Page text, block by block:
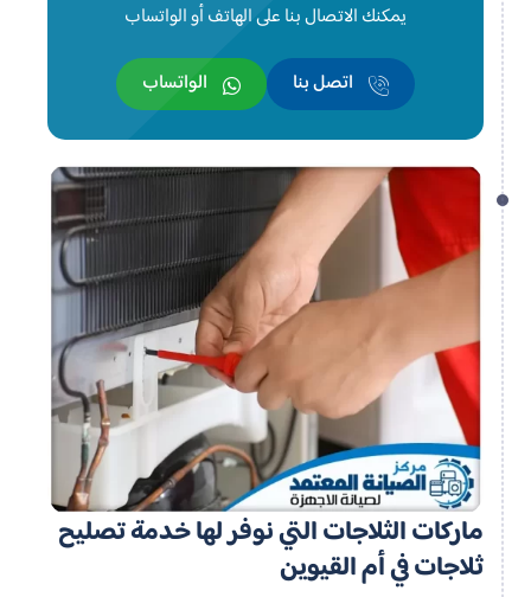
يمكنك الاتصال بنا على الهاتف أو الواتساب
اتصل بنا الواتساب
ماركات الثلاجات التي نوفر لها خدمة تصليح
ثلاجات في أم القيوين